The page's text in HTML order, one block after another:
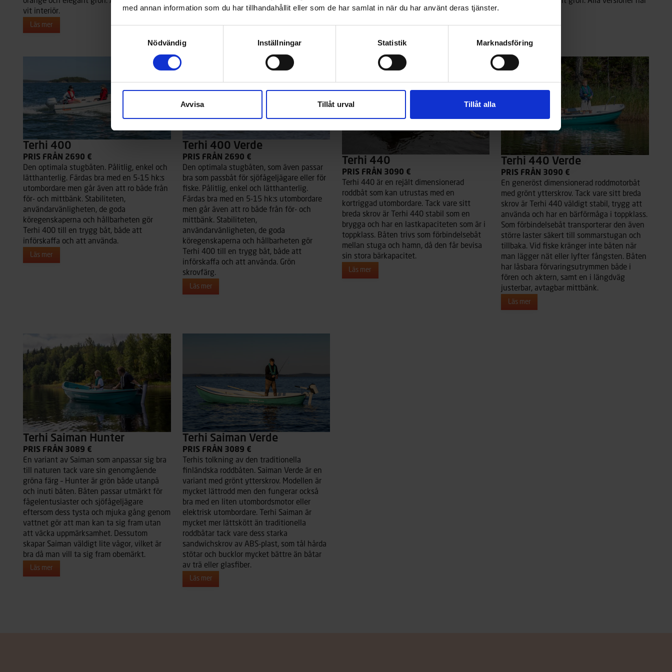
med annan information som du har tillhandahållit eller som de har samlat in när du har använt deras tjänster.
Nödvändig
Inställningar Statistik Marknadsföring
Avvisa Tillåt urval Tillåt alla
vit interiör.
Läs mer
vit interiör.
Läs mer
vit interiör.
Läs mer Läs mer
Terhi 400
PRIS FRÅN 2690 €
Den optimala stugbåten. Pålitlig, enkel och
lätthanterlig. Färdas bra med en 5-15 hk:s
utombordare men går även att ro både från
för- och mittbänk. Stabiliteten,
användarvänligheten, de goda
köregenskaperna och hållbarheten gör
Terhi 400 till en trygg båt, både att
införskaffa och att använda.
Läs mer
Terhi 400 Verde
PRIS FRÅN 2690 €
Den optimala stugbåten, som även passar
bra som passbåt för sjöfågeljägare eller för
fiske. Pålitlig, enkel och lätthanterlig.
Färdas bra med en 5-15 hk:s utombordare
men går även att ro både från för- och
mittbänk. Stabiliteten,
användarvänligheten, de goda
köregenskaperna och hållbarheten gör
Terhi 400 till en trygg båt, både att
införskaffa och att använda. Grön
skrovfärg.
Läs mer
Terhi 440
PRIS FRÅN 3090 €
Terhi 440 är en rejält dimensionerad
roddbåt som kan utrustas med en
kortriggad utombordare. Tack vare sitt
breda skrov är Terhi 440 stabil som en
brygga och har en lastkapaciteten som är i
toppklass. Båten trivs som förbindelsebåt
mellan stuga och hamn, då den får bevisa
sin stora bärkapacitet.
Läs mer
Terhi 440 Verde
PRIS FRÅN 3090 €
En generöst dimensionerad roddmotorbåt
med grönt ytterskrov. Tack vare sitt breda
skrov är Terhi 440 väldigt stabil, trygg att
använda och har en bärförmåga i toppklass.
Som förbindelsebåt transporterar den även
större laster säkert till sommarstugan och
tillbaka. Vid fiske kränger inte båten när
man lägger nät eller lyfter fångsten. Båten
har låsbara förvaringsutrymmen både i
fören och aktern, samt en i längdväg
justerbar, avtagbar mittbänk.
Läs mer
Terhi Saiman Hunter
PRIS FRÅN 3089 €
En variant av Saiman som anpassar sig bra
till naturen tack vare sin genomgående
gröna färg – Hunter är grön både utanpå
och inuti båten. Båten passar utmärkt för
fågelentusiaster och sjöfågeljägare
eftersom dess tysta och mjuka gång genom
vattnet gör att man kan ta sig fram utan
att väcka uppmärksamhet. Dessutom
skapar Saiman väldigt lite vågor, vilket är
bra då man vill ta sig fram obemärkt.
Läs mer
Terhi Saiman Verde
PRIS FRÅN 3089 €
Terhis tolkning av den traditionella
finländska roddbåten. Saiman Verde är en
variant med grönt ytterskrov. Modellen är
mycket lättrodd men den fungerar också
bra med en liten utombordsmotor eller
elektrisk utombordare. Terhi Saiman är
mycket mer lättskött än traditionella
roddbåtar tack vare dess starka
sandwichskrov av ABS-plast, som tål hårda
stötar och bucklor mycket bättre än båtar
av trä eller glasfiber.
Läs mer